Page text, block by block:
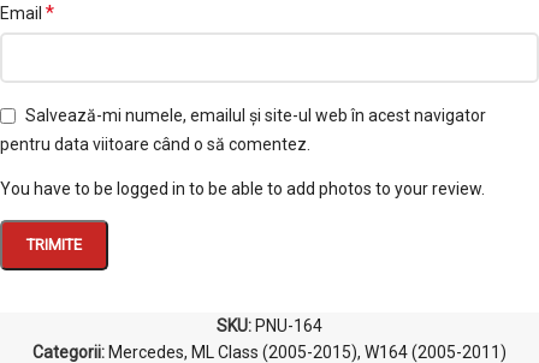
Email *
Salvează-mi numele, emailul și site-ul web în acest navigator
pentru data viitoare când o să comentez.
You have to be logged in to be able to add photos to your review.
SKU:PNU-164
Categorii:Mercedes, ML Class (2005-2015), W164 (2005-2011)